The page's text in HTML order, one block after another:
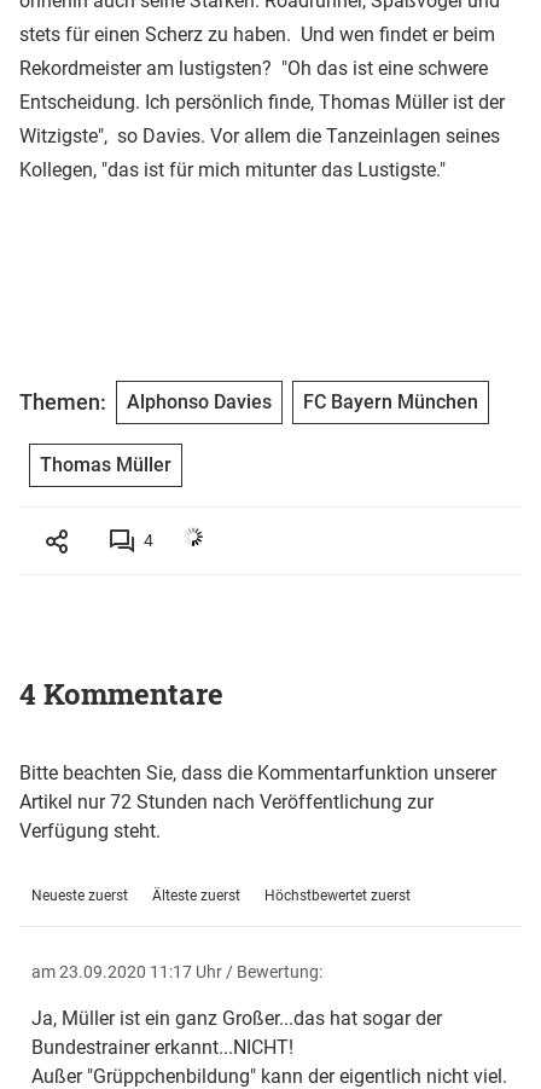
stets für einen Scherz zu haben. Und wen findet er beim
Rekordmeister am lustigsten? "Oh das ist eine schwere
Entscheidung. Ich persönlich finde, Thomas Müller ist der
Witzigste", so Davies. Vor allem die Tanzeinlagen seines
Kollegen, "das ist für mich mitunter das Lustigste."
Themen: Alphonso Davies FC Bayern München
Thomas Müller
4
4 Kommentare
Bitte beachten Sie, dass die Kommentarfunktion unserer
Artikel nur 72 Stunden nach Veröffentlichung zur
Verfügung steht.
Neueste zuerst Älteste zuerst Höchstbewertet zuerst
am 23.09.2020 11:17 Uhr / Bewertung:
Ja, Müller ist ein ganz Großer...das hat sogar der
Bundestrainer erkannt...NICHT!
Außer "Grüppchenbildung" kann der eigentlich nicht viel.